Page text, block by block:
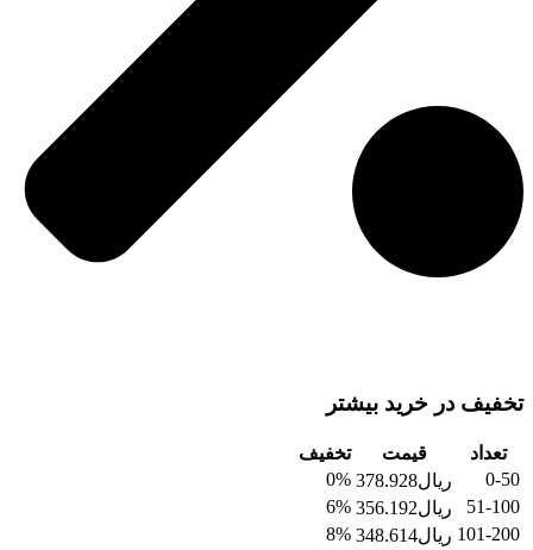
تخفیف در خرید بیشتر
تعداد قیمت
تخفیف
0-50
ریال378.928
0%
51-100
ریال356.192
6%
101-200 ریال348.614
8%